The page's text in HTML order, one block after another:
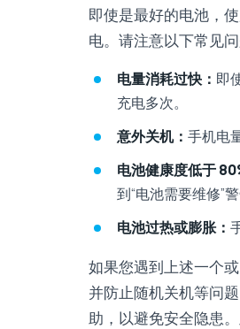
即使是最好的电池，
电。请注意以下常见问
电量消耗过快： 即
充电多次。
意外关机： 手机电
电池健康度低于
到“电池需要维修”
电池过热或膨胀：
如果您遇到上述一个
并防止随机关机等问
助，以避免安全隐患